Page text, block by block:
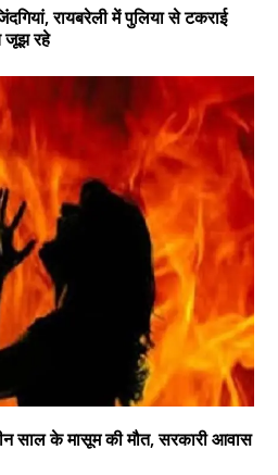
रायबरेली में पुलिया से टकराई
जूझ रहे
साल के मासूम की मौत, सरकारी आवास